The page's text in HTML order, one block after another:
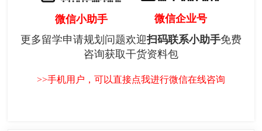
微信小助手
微信企业号
更多留学申请规划问题欢迎扫码联系小助手免费
咨询获取干货资料包
>>手机用户，可以直接点我进行微信在线咨询